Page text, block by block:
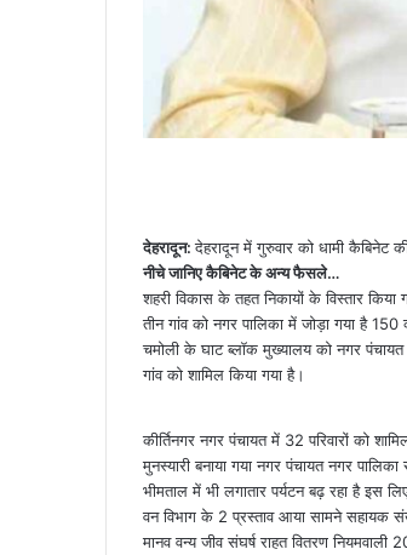
देहरादून:देहरादून में गुरुवार को धामी
नीचे जानिए कैबिनेट के अन्य फैसले…
शहरी विकास के तहत निकायों के विस्तार किया
तीन गांव को नगर पालिका में जोड़ा गया है 150
चमोली के घाट ब्लॉक मुख्यालय को नगर
गांव को शामिल किया गया है।
कीर्तिनगर नगर पंचायत में 32 परिवारों को
मुनस्यारी बनाया गया नगर पंचायत नगर
भीमताल में भी लगातार पर्यटन बढ़ रहा है इस
वन विभाग के 2 प्रस्ताव आया सामने सहायक
मानव वन्य जीव संघर्ष राहत वितरण